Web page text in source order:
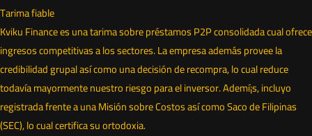
Tarima fiable
Kviku Finance es una tarima sobre préstamos P2P consolidada cual ofrece
ingresos competitivas a los sectores. La empresa además provee la
credibilidad grupal así­ como una decisión de recompra, lo cual reduce
todavía mayormente nuestro riesgo para el inversor. Ademí¡s, incluyo
registrada frente a una Misión sobre Costos así­ como Saco de Filipinas
(SEC), lo cual certifica su ortodoxia.